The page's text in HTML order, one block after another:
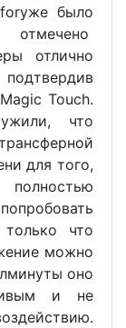
уже было
отмечено
отлично
Touch.
что
для того,
только что
можно
оно
и не